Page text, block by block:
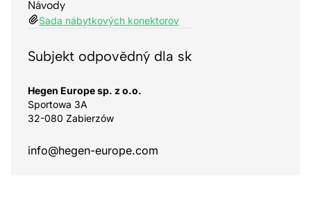
Návody
Sada nábytkových konektorov
Subjekt odpovědný dla sk
Hegen Europe sp. z o.o.
Sportowa 3A
32-080 Zabierzów
info@hegen-europe.com